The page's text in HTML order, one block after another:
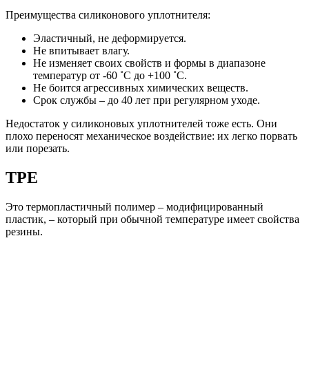
Преимущества силиконового уплотнителя:
Эластичный, не деформируется.
Не впитывает влагу.
Не изменяет своих свойств и формы в диапазоне
температур от -60 ˚С до +100 ˚С.
Не боится агрессивных химических веществ.
Срок службы – до 40 лет при регулярном уходе.
Недостаток у силиконовых уплотнителей тоже есть. Они
плохо переносят механическое воздействие: их легко порвать
или порезать.
TPE
Это термопластичный полимер – модифицированный
пластик, – который при обычной температуре имеет свойства
резины.